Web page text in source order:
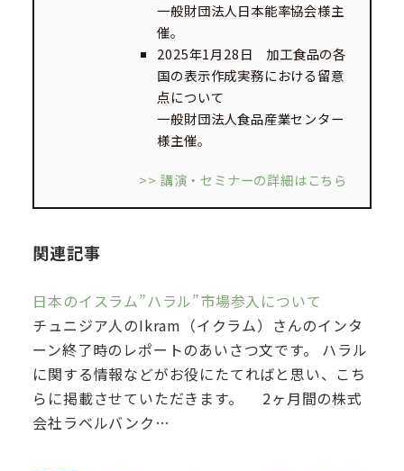
一般財団法人日本能率協会様主
催。
2025年1月28日 加工食品の各
国の表示作成実務における留意
点について
一般財団法人食品産業センター
様主催。
>> 講演・セミナーの詳細はこちら
関連記事
日本のイスラム”ハラル”市場参入について
チュニジア人のIkram（イクラム）さんのインタ
ーン終了時のレポートのあいさつ文です。 ハラル
に関する情報などがお役にたてればと思い、こち
らに掲載させていただきます。 2ヶ月間の株式
会社ラベルバンク…